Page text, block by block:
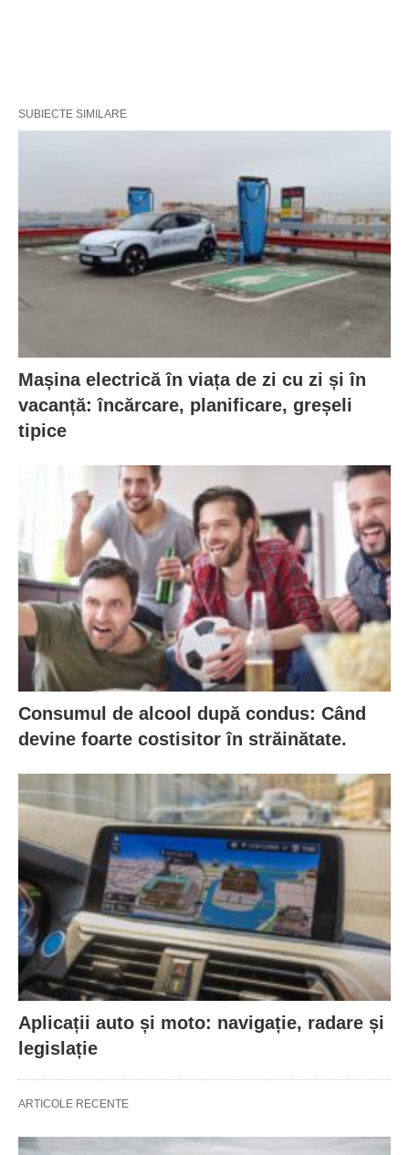
SUBIECTE SIMILARE
Mașina electrică în viața de zi cu zi și în
vacanță: încărcare, planificare, greșeli
tipice
Consumul de alcool după condus: Când
devine foarte costisitor în străinătate.
Aplicații auto și moto: navigație, radare și
legislație
ARTICOLE RECENTE